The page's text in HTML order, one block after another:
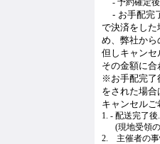
- 予約確定
- お手配完
で決済をした
め、弊社から
但しキャンセ
その金額に
※お手配完了
をされた場
キャンセル
1. - 配送完了後
(現地受領
2. 主催者の事